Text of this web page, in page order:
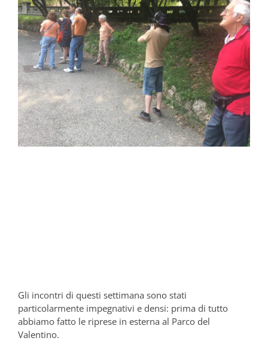
Gli incontri di questi settimana sono stati
particolarmente impegnativi e densi: prima di tutto
abbiamo fatto le riprese in esterna al Parco del
Valentino.